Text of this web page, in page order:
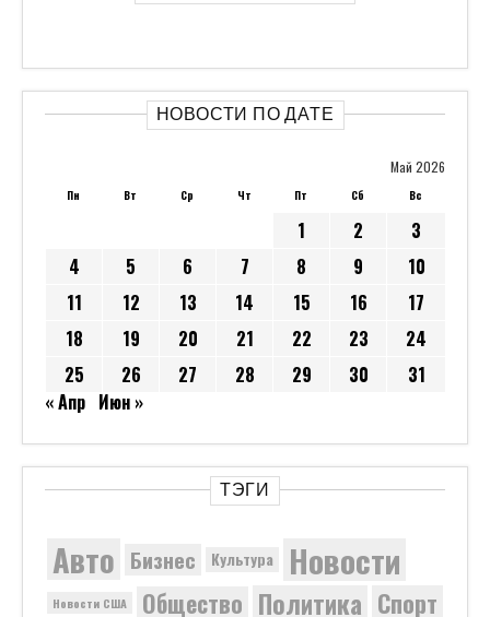
НОВОСТИ ПО ДАТЕ
Май 2026
Пн Вт Ср Чт Пт Сб Вс
1 2
3
4
5 6 7 8 9
10
11
12 13 14 15 16
17
18
19 20 21 22 23
24
25
26 27 28 29 30
31
« Апр Июн »
ТЭГИ
Авто Бизнес Культура Новости
Новости США Общество Политика Спорт